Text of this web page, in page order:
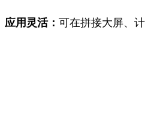
应用灵活： 可在拼接大屏、